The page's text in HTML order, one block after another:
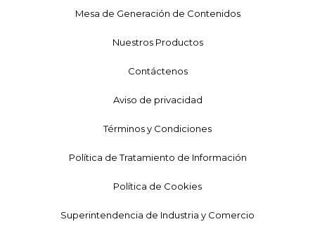
Mesa de Generación de Contenidos
Nuestros Productos
Contáctenos
Aviso de privacidad
Términos y Condiciones
Política de Tratamiento de Información
Política de Cookies
Superintendencia de Industria y Comercio